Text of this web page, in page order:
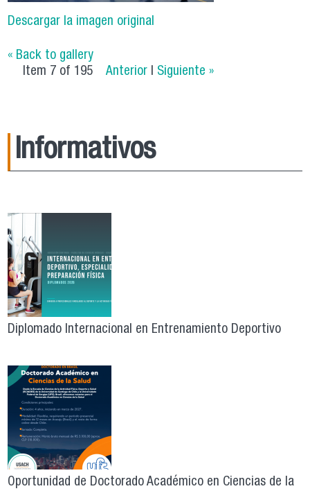
Descargar la imagen original
« Back to gallery
Item 7 of 195
Anterior | Siguiente »
Informativos
Diplomado Internacional en Entrenamiento Deportivo
Oportunidad de Doctorado Académico en Ciencias de la